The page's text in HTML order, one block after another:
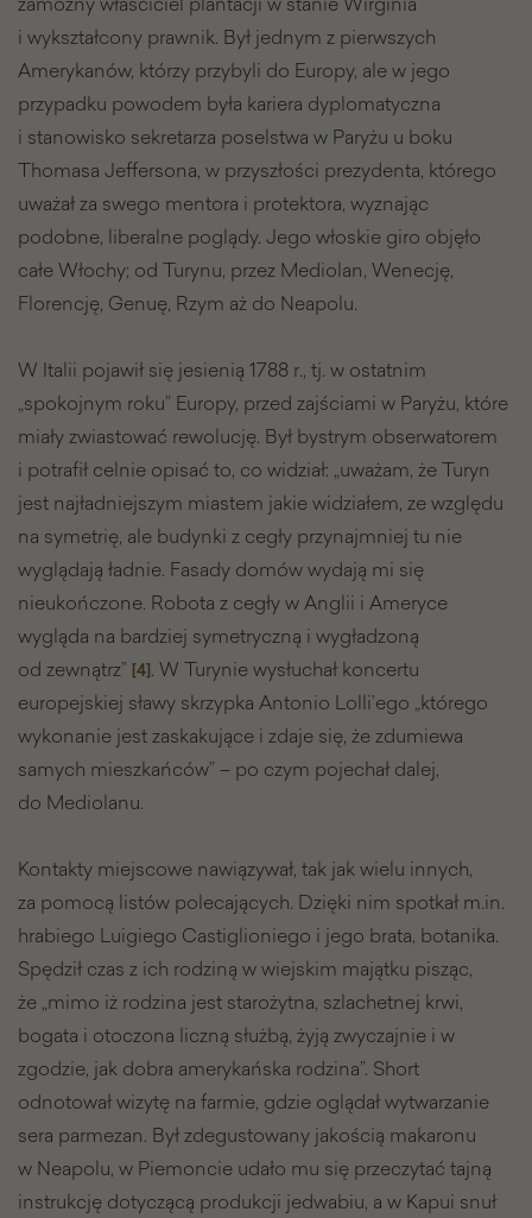
i wykształcony prawnik. Był jednym z pierwszych
Amerykanów, którzy przybyli do Europy, ale w jego
przypadku powodem była kariera dyplomatyczna
i stanowisko sekretarza poselstwa w Paryżu u boku
Thomasa Jeffersona, w przyszłości prezydenta, którego
uważał za swego mentora i protektora, wyznając
podobne, liberalne poglądy. Jego włoskie giro objęło
całe Włochy; od Turynu, przez Mediolan, Wenecję,
Florencję, Genuę, Rzym aż do Neapolu.
W Italii pojawił się jesienią 1788 r., tj. w ostatnim
„spokojnym roku” Europy, przed zajściami w Paryżu, które
miały zwiastować rewolucję. Był bystrym obserwatorem
i potrafił celnie opisać to, co widział: „uważam, że Turyn
jest najładniejszym miastem jakie widziałem, ze względu
na symetrię, ale budynki z cegły przynajmniej tu nie
wyglądają ładnie. Fasady domów wydają mi się
nieukończone. Robota z cegły w Anglii i Ameryce
wygląda na bardziej symetryczną i wygładzoną
od zewnątrz” [4]. W Turynie wysłuchał koncertu
europejskiej sławy skrzypka Antonio Lolli’ego „którego
wykonanie jest zaskakujące i zdaje się, że zdumiewa
samych mieszkańców” – po czym pojechał dalej,
do Mediolanu.
Kontakty miejscowe nawiązywał, tak jak wielu innych,
za pomocą listów polecających. Dzięki nim spotkał m.in.
hrabiego Luigiego Castiglioniego i jego brata, botanika.
Spędził czas z ich rodziną w wiejskim majątku pisząc,
że „mimo iż rodzina jest starożytna, szlachetnej krwi,
bogata i otoczona liczną służbą, żyją zwyczajnie i w
zgodzie, jak dobra amerykańska rodzina”. Short
odnotował wizytę na farmie, gdzie oglądał wytwarzanie
sera parmezan. Był zdegustowany jakością makaronu
w Neapolu, w Piemoncie udało mu się przeczytać tajną
instrukcję dotyczącą produkcji jedwabiu, a w Kapui snuł